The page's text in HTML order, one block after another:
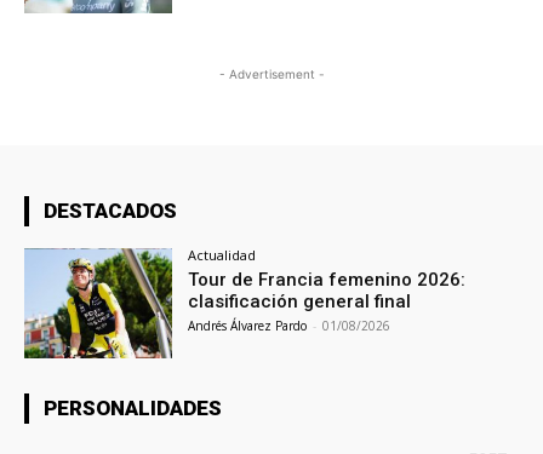
- Advertisement -
DESTACADOS
Actualidad
Tour de Francia femenino 2026:
clasificación general final
Andrés Álvarez Pardo - 01/08/2026
PERSONALIDADES